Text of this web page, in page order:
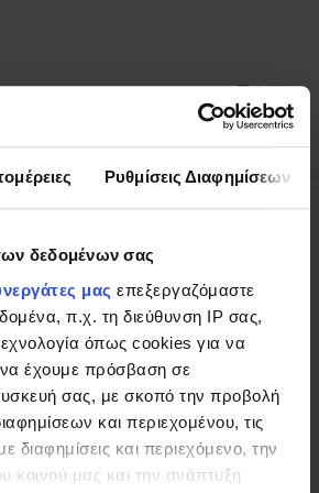
Ρυθμίσεις Διαφημίσεων
δεδομένων σας
μας επεξεργαζόμαστε
π.χ. τη διεύθυνση IP σας,
όπως cookies για να
έχουμε πρόσβαση σε
σας, με σκοπό την προβολή
και περιεχομένου, τις
διαφημίσεις και περιεχόμενο, την
κοινού μας και την ανάπτυξη
MENU
Portfolio
δείτε κάποια απο τα
υλοποιήσει.
Άλλα Έργα